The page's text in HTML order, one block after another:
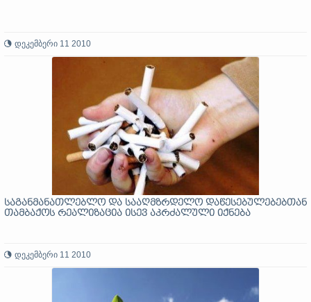
დეკემბერი 11 2010
საგანმანათლებლო და სააღმზრდელო დაწესებულებებთან
თამბაქოს რეალიზაცია ისევ აკრძალული იქნება
დეკემბერი 11 2010